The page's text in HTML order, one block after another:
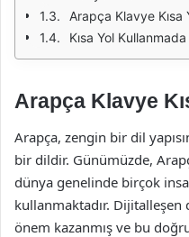
Arapça Klavye Kısa
Kısa Yol
Arapça Klavye
Arapça, zengin bir dil
bir dildir. Günümüzde,
dünya genelinde birçok
kullanmaktadır. Dijitalleşen
önem kazanmış ve bu